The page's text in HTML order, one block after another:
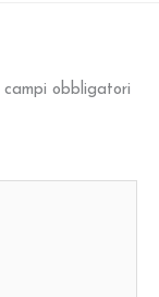
I campi obbligatori